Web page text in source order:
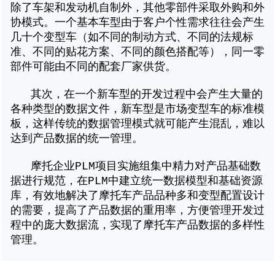
除了车架和发动机自制外，其他零部件采取外购和外
协模式。一个基本车型由于客户个性需求往往会产生
几十个变型车（如不同的制动方式、不同的法规标
准、不同的贴花方案、不同的颜色搭配等），同一零
部件可能由不同的配套厂家供货。
其次，在一个新车型的开发过程中会产生大量的
各种类型的数据文件，新车型是市场变型车的标准模
板，这样传统的数据管理模式就可能产生混乱，难以
达到产品数据的统一管理。
摩托企业PLM项目实施组集中精力对产品基础数
据进行规范，在PLM中建立统一数据模型和基础资源
库，有效地解决了摩托车产品品种多和变型配置设计
的需要，提高了产品数据的重用率，方便管理开发过
程中的庞大数据流，实现了摩托车产品数据的多样性
管理。